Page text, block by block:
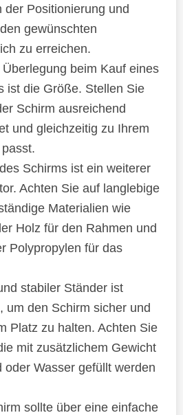
der Positionierung und
gewünschten
zu erreichen.
beim Kauf eines
ist die Größe. Stellen Sie
Schirm ausreichend
und gleichzeitig zu Ihrem
Schirms ist ein weiterer
Achten Sie auf langlebige
Materialien wie
Holz für den Rahmen und
Polypropylen für das
stabiler Ständer ist
um den Schirm sicher und
Platz zu halten. Achten Sie
mit zusätzlichem Gewicht
oder Wasser gefüllt werden
sollte über eine einfache